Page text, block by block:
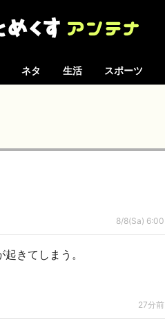
ネタ 生活 スポーツ
8/8(Sa) 6:00
きてしまう。
27分前